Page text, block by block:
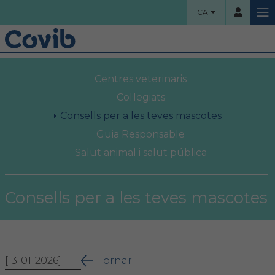
CA
Contrassenya
HOME
Borsa de treball
Centres veterinaris
Col·legiats
Consells per a les teves mascotes
Guia Responsable
Salut animal i salut pública
Consells per a les teves mascotes
[13-01-2026] Tornar